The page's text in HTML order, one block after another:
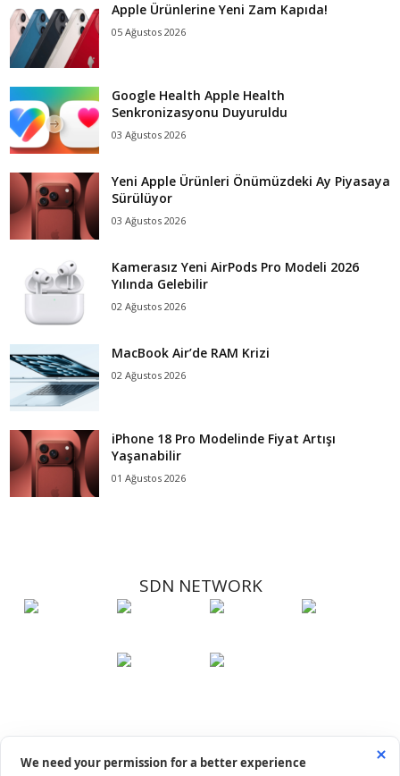
Apple Ürünlerine Yeni Zam Kapıda!
05 Ağustos 2026
Google Health Apple Health
Senkronizasyonu Duyuruldu
03 Ağustos 2026
Yeni Apple Ürünleri Önümüzdeki Ay Piyasaya
Sürülüyor
03 Ağustos 2026
Kamerasız Yeni AirPods Pro Modeli 2026
Yılında Gelebilir
02 Ağustos 2026
MacBook Air’de RAM Krizi
02 Ağustos 2026
iPhone 18 Pro Modelinde Fiyat Artışı
Yaşanabilir
01 Ağustos 2026
SDN NETWORK